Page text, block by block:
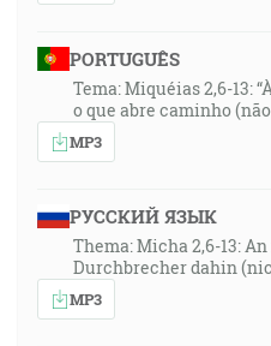
PORTUGUÊS
Tema: Miquéias 2,6-13:
o que abre caminho
MP3
РУССКИЙ ЯЗЫК
Thema: Micha 2,6-13:
Durchbrecher dahin
MP3